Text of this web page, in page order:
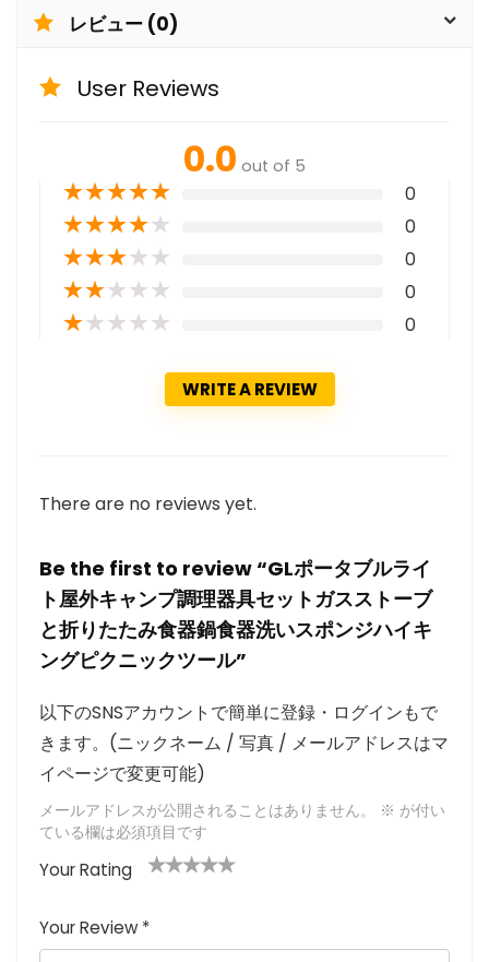
レビュー (0)
User Reviews
0.0 out of 5
★★★★★ 0
★★★★★ 0
★★★★★ 0
★★★★★ 0
★★★★★ 0
WRITE A REVIEW
There are no reviews yet.
Be the first to review “GLポータブルライ
ト屋外キャンプ調理器具セットガスストーブ
と折りたたみ食器鍋食器洗いスポンジハイキ
ングピクニックツール”
以下のSNSアカウントで簡単に登録・ログインもで
きます。(ニックネーム / 写真 / メールアドレスはマ
イページで変更可能)
メールアドレスが公開されることはありません。 ※ が付い
ている欄は必須項目です
Your Rating
つ
星
星
(最
(最高
評価:
(最高評
価: 5つ
高評価: 5
つ星)
Your Review *